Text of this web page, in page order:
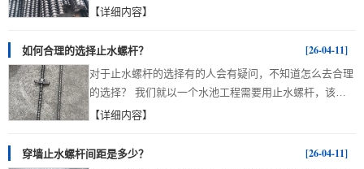
螺帽，PVC管,扣件螺丝等建筑配件。位于重庆市九龙
格齐全。本着薄利多销，质量可靠的销售原则，让客户...
丝和和螺母来进行紧固；蝴蝶扣是直接运用扣上面的钢筋
大。 2，材质不同。山型卡主要的用量是钢铁，是钢板经
过模具进而铸造而成，蝴蝶扣的主要制作方式是利用球墨
铸造成的，在硬度上和山型卡由于材料的不同而有着一定
的差别。相比之下，蝴蝶扣有着更强的韧性，而在紧固物
时，不应盲目随便的去选择紧固建材，合适，匹配的部件
【详细内容】
如何合理的选择止水螺杆？ [26-04-11]
对于止水螺杆的选择有的人会有疑问，不知道怎么去合理
的选择？ 我们就以一个水池工程需要用止水螺杆，该如
何选择为例？水池小工程可以选择老式止水螺杆，因为老
水螺杆 具体选择我们可以从两方面来考虑： 一、我们看
【详细内容】
穿墙止水螺杆间距是多少？ [26-04-11]